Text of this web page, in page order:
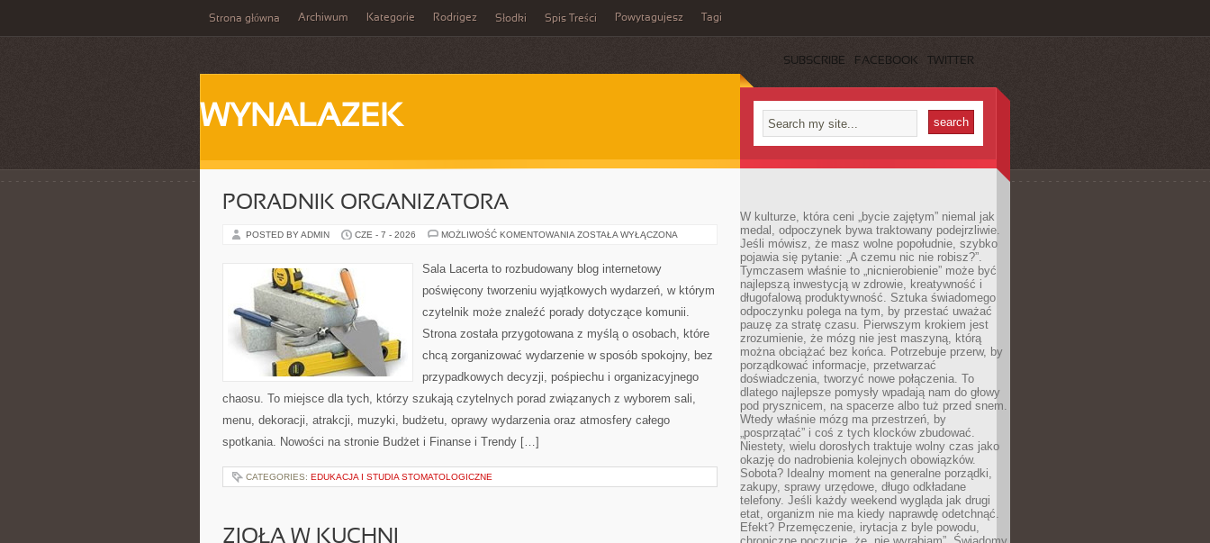
Strona główna Archiwum Kategorie Rodrigez Słodki Spis Treści Powytagujesz Tagi
SUBSCRIBE FACEBOOK TWITTER
WYNALAZEK
PORADNIK ORGANIZATORA
POSTED BY ADMIN CZE - 7 - 2026 MOŻLIWOŚĆ KOMENTOWANIA PORADNIK
ZOSTAŁA WYŁĄCZONA
Sala Lacerta to rozbudowany blog internetowy
poświęcony tworzeniu wyjątkowych wydarzeń, w którym
czytelnik może znaleźć porady dotyczące komunii.
Strona została przygotowana z myślą o osobach, które
chcą zorganizować wydarzenie w sposób spokojny, bez
przypadkowych decyzji, pośpiechu i organizacyjnego
chaosu. To miejsce dla tych, którzy szukają czytelnych porad związanych z wyborem sali,
menu, dekoracji, atrakcji, muzyki, budżetu, oprawy wydarzenia oraz atmosfery całego
spotkania. Nowości na stronie Budżet i Finanse i Trendy […]
CATEGORIES: EDUKACJA I STUDIA STOMATOLOGICZNE
ZIOŁA W KUCHNI
W kulturze, która ceni „bycie zajętym” niemal jak
medal, odpoczynek bywa traktowany podejrzliwie.
Jeśli mówisz, że masz wolne popołudnie, szybko
pojawia się pytanie: „A czemu nic nie robisz?”.
Tymczasem właśnie to „nicnierobienie” może być
najlepszą inwestycją w zdrowie, kreatywność i
długofalową produktywność. Sztuka świadomego
odpoczynku polega na tym, by przestać uważać
pauzę za stratę czasu. Pierwszym krokiem jest
zrozumienie, że mózg nie jest maszyną, którą
można obciążać bez końca. Potrzebuje przerw, by
porządkować informacje, przetwarzać
doświadczenia, tworzyć nowe połączenia. To
dlatego najlepsze pomysły wpadają nam do głowy
pod prysznicem, na spacerze albo tuż przed snem.
Wtedy właśnie mózg ma przestrzeń, by
„posprzątać” i coś z tych klocków zbudować.
Niestety, wielu dorosłych traktuje wolny czas jako
okazję do nadrobienia kolejnych obowiązków.
Sobota? Idealny moment na generalne porządki,
zakupy, sprawy urzędowe, długo odkładane
telefony. Jeśli każdy weekend wygląda jak drugi
etat, organizm nie ma kiedy naprawdę odetchnąć.
Efekt? Przemęczenie, irytacja z byle powodu,